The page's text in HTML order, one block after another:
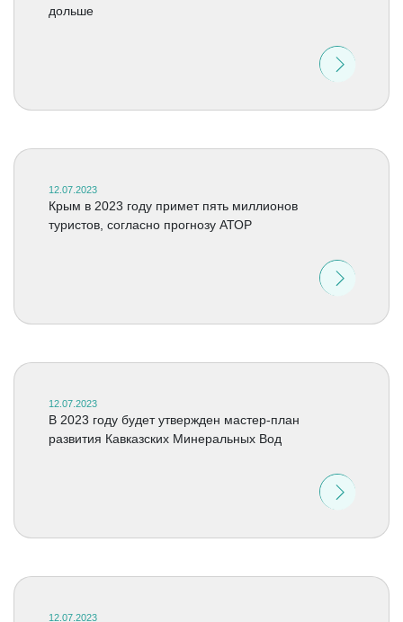
дольше
12.07.2023
Крым в 2023 году примет пять миллионов
туристов, согласно прогнозу АТОР
12.07.2023
В 2023 году будет утвержден мастер-план
развития Кавказских Минеральных Вод
12.07.2023